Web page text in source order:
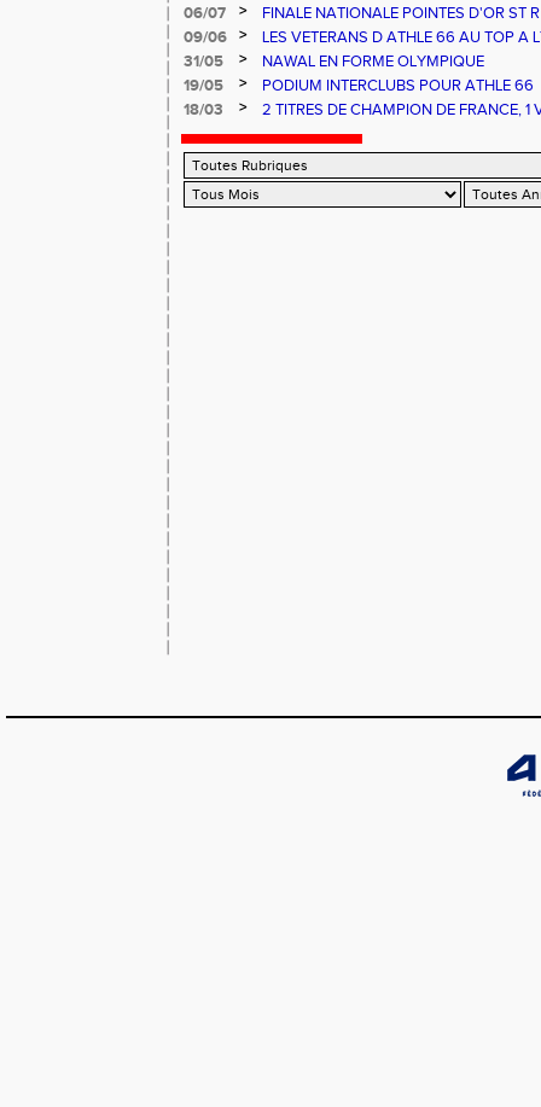
06/07
>
FINALE NATIONALE POINTES D'OR ST
D FRANCE ESPOIRS ET NATIONAUX
09/06 >
LES VETERANS D ATHLE 66 AU TOP A
31/05
>
NAWAL EN FORME OLYMPIQUE
19/05
>
PODIUM INTERCLUBS POUR ATHLE 66
18/03
>
2 TITRES DE CHAMPION DE FRANCE, 1